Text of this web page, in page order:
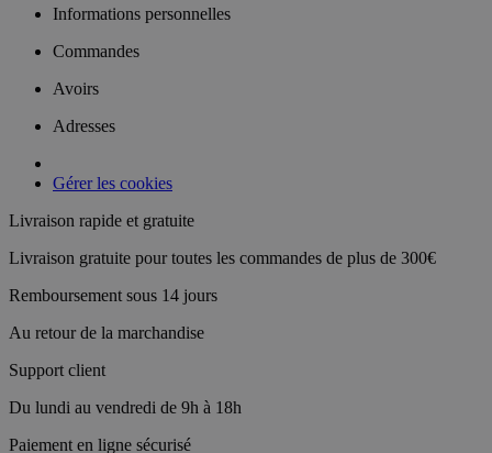
Informations personnelles
Commandes
Avoirs
Adresses
Gérer les cookies
Livraison rapide et gratuite
Livraison gratuite pour toutes les commandes de plus de 300€
Remboursement sous 14 jours
Au retour de la marchandise
Support client
Du lundi au vendredi de 9h à 18h
Paiement en ligne sécurisé